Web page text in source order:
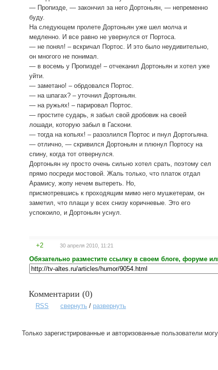
— Пропизде, — закончил за него Дортоньян, — непременно
буду.
На следующем пролете Дортоньян уже шел молча и
медленно. И все равно не увернулся от Портоса.
— не понял! – вскричал Портос. И это было неудивительно,
он многого не понимал.
— в восемь у Пропизде! – отчеканил Дортоньян и хотел уже
уйти.
— заметано! – обрдовался Портос.
— на шпагах? – уточнил Дортоньян.
— на ружьях! – парировал Портос.
— простите сударь, я забыл свой дробовик на своей
лошади, которую забыл в Гаскони.
— тогда на копьях! – разозлился Портос и пнул Дортогьяна.
— отлично, — скривился Дортоньян и плюнул Портосу на
спину, когда тот отвернулся.
Дортоньян ну просто очень сильно хотел срать, поэтому сел
прямо посреди мостовой. Жаль только, что платок отдал
Арамису, жопу нечем вытереть. Но,
присмотревшись к проходящим мимо него мушкетерам, он
заметил, что плащи у всех снизу коричневые. Это его
успокоило, и Дортоньян уснул.
+2 30 апреля 2010, 11:21
Обязательно разместите ссылку в своем блоге, форуме
Комментарии (0)
RSS свернуть / развернуть
Только зарегистрированные и авторизованные пользователи